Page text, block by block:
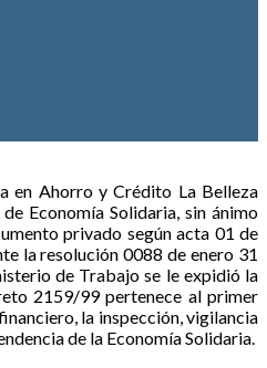
en Ahorro y Crédito La Belleza
Economía Solidaria, sin ánimo
privado según acta 01 de
la resolución 0088 de enero 31
de Trabajo se le expidió la
2159/99 pertenece al primer
la inspección, vigilancia
de la Economía Solidaria.